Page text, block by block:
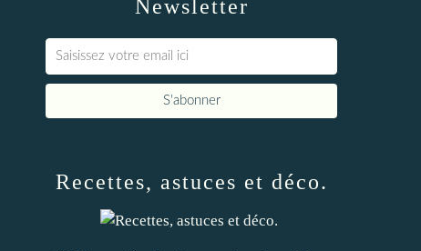
Newsletter
Recettes, astuces et déco.